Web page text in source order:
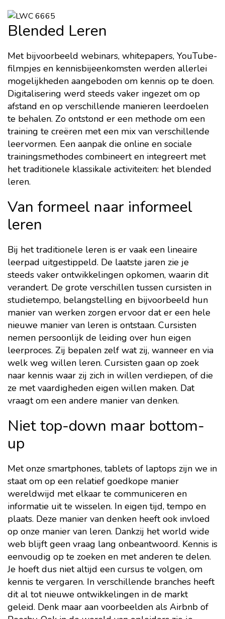
Blended Leren
Met bijvoorbeeld webinars, whitepapers, YouTube-
filmpjes en kennisbijeenkomsten werden allerlei
mogelijkheden aangeboden om kennis op te doen.
Digitalisering werd steeds vaker ingezet om op
afstand en op verschillende manieren leerdoelen
te behalen. Zo ontstond er een methode om een
training te creëren met een mix van verschillende
leervormen. Een aanpak die online en sociale
trainingsmethodes combineert en integreert met
het traditionele klassikale activiteiten: het blended
leren.
Van formeel naar informeel
leren
Bij het traditionele leren is er vaak een lineaire
leerpad uitgestippeld. De laatste jaren zie je
steeds vaker ontwikkelingen opkomen, waarin dit
verandert. De grote verschillen tussen cursisten in
studietempo, belangstelling en bijvoorbeeld hun
manier van werken zorgen ervoor dat er een hele
nieuwe manier van leren is ontstaan. Cursisten
nemen persoonlijk de leiding over hun eigen
leerproces. Zij bepalen zelf wat zij, wanneer en via
welk weg willen leren. Cursisten gaan op zoek
naar kennis waar zij zich in willen verdiepen, of die
ze met vaardigheden eigen willen maken. Dat
vraagt om een andere manier van denken.
Niet top-down maar bottom-
up
Met onze smartphones, tablets of laptops zijn we in
staat om op een relatief goedkope manier
wereldwijd met elkaar te communiceren en
informatie uit te wisselen. In eigen tijd, tempo en
plaats. Deze manier van denken heeft ook invloed
op onze manier van leren. Dankzij het world wide
web blijft geen vraag lang onbeantwoord. Kennis is
eenvoudig op te zoeken en met anderen te delen.
Je hoeft dus niet altijd een cursus te volgen, om
kennis te vergaren. In verschillende branches heeft
dit al tot nieuwe ontwikkelingen in de markt
geleid. Denk maar aan voorbeelden als Airbnb of